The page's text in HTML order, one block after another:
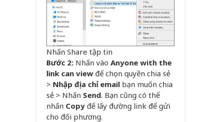
Nhấn Share tập tin
Bước 2: Nhấn vào Anyone with the
link can view để chọn quyền chia sẻ
> Nhập địa chỉ email bạn muốn chia
sẻ > Nhấn Send. Bạn cũng có thể
nhấn Copy để lấy đường link để gửi
cho đối phương.